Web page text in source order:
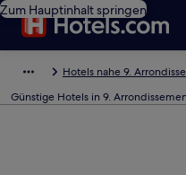
Zum Hauptinhalt springen
Hotels nahe 9.
Günstige Hotels in 9.